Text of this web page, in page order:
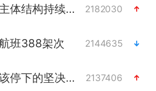
上半年我国经营主体结构持续优化 2182030
班388架次 2144635
浙江省委书记：该停下的坚决停下来 2137406